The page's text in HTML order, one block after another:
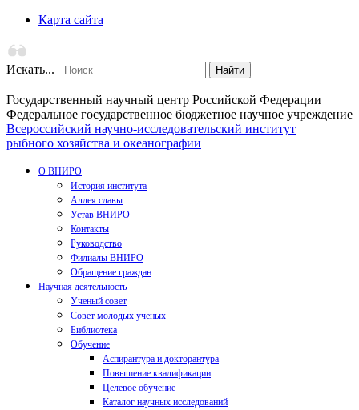
Карта сайта
Искать... Найти
Государственный научный центр Российской Федерации
Федеральное государственное бюджетное научное учреждение
Всероссийский научно-исследовательский институт
рыбного хозяйства и океанографии
О ВНИРО
История института
Аллея славы
Устав ВНИРО
Контакты
Руководство
Филиалы ВНИРО
Обращение граждан
Научная деятельность
Ученый совет
Совет молодых ученых
Библиотека
Обучение
Аспирантура и докторантура
Повышение квалификации
Целевое обучение
Каталог научных исследований